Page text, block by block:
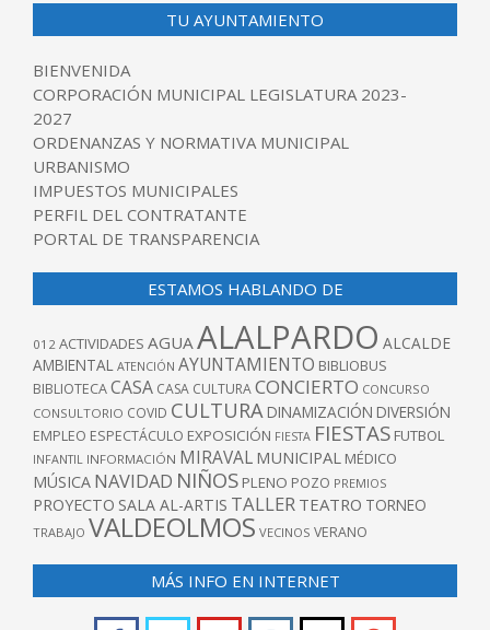
TU AYUNTAMIENTO
BIENVENIDA
CORPORACIÓN MUNICIPAL LEGISLATURA 2023-
2027
ORDENANZAS Y NORMATIVA MUNICIPAL
URBANISMO
IMPUESTOS MUNICIPALES
PERFIL DEL CONTRATANTE
PORTAL DE TRANSPARENCIA
ESTAMOS HABLANDO DE
012 ACTIVIDADES AGUAALALPARDO ALCALDE
AMBIENTAL ATENCIÓN AYUNTAMIENTO BIBLIOBUS
BIBLIOTECACASA CASA CULTURACONCIERTO CONCURSO
CONSULTORIO COVID CULTURA DINAMIZACIÓN DIVERSIÓN
EMPLEO ESPECTÁCULO EXPOSICIÓN FIESTA FIESTAS FUTBOL
INFANTIL INFORMACIÓN MIRAVAL MUNICIPAL MÉDICO
MÚSICA NAVIDAD NIÑOS PLENO POZO PREMIOS
PROYECTO SALA AL-ARTIS TALLER TEATRO TORNEO
TRABAJO VALDEOLMOS VECINOS VERANO
MÁS INFO EN INTERNET